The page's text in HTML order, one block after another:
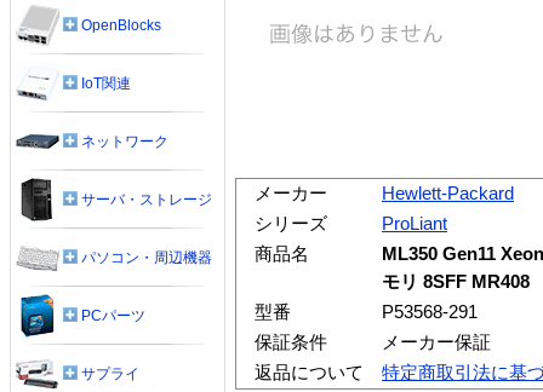
メーカー
Hewlett-Packard
シリーズ
ProLiant
商品名
ML350 Gen11
モリ 8SFF MR408
型番
P53568-291
保証条件
メーカー保証
返品について
特定商取引法に基
OpenBlocks
IoT関連
ネットワーク
サーバ・ストレージ
パソコン・周辺機器
PCパーツ
サプライ